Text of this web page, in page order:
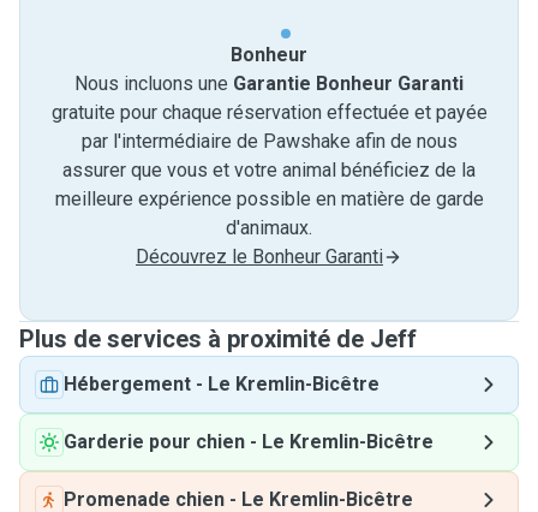
Bonheur
Nous incluons une Garantie Bonheur Garanti
gratuite pour chaque réservation effectuée et payée
par l'intermédiaire de Pawshake afin de nous
assurer que vous et votre animal bénéficiez de la
meilleure expérience possible en matière de garde
d'animaux.
Découvrez le Bonheur Garanti
Plus de services à proximité de Jeff
Hébergement - Le Kremlin-Bicêtre
Garderie pour chien - Le Kremlin-Bicêtre
Promenade chien - Le Kremlin-Bicêtre